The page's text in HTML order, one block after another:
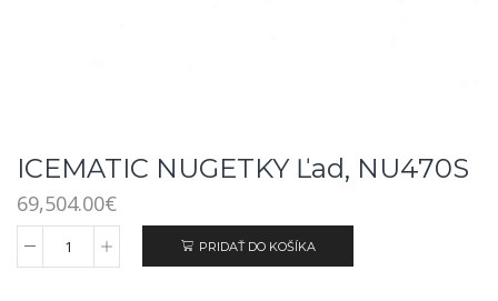
ICEMATIC NUGETKY Ľad, NU470S
69,504.00€
PRIDAŤ DO KOŠÍKA